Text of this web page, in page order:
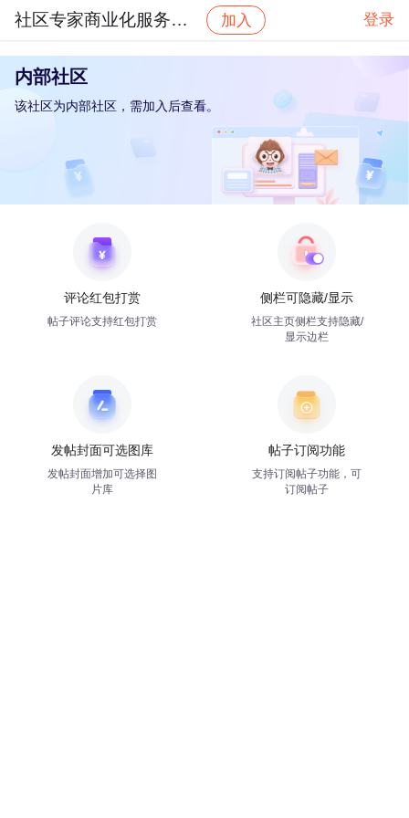
社区专家商业化服务平台 加入 登录
内部社区
该社区为内部社区，需加入后查看。
评论红包打赏
帖子评论支持红包打赏
侧栏可隐藏/显示
社区主页侧栏支持隐藏/
显示边栏
发帖封面可选图库
发帖封面增加可选择图
片库
帖子订阅功能
支持订阅帖子功能，可
订阅帖子